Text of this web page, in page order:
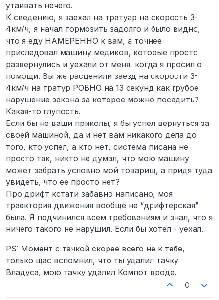
утаивать нечего.
К сведению, я заехал на тратуар на скорость 3-
4км/ч, я начал тормозить задолго и было видно,
что я еду НАМЕРЕННО к вам, а точнее
приследовал машину медиков, которые просто
развернулись и уехали от меня, когда я просил о
помощи. Вы же расценили заезд на скорости 3-
4км/ч на тратур РОВНО на 13 секунд как грубое
нарушение закона за которое можно посадить?
Какая-то глупость.
Если бы не ваши приколы, я бы успел вернуться за
своей машиной, да и нет вам никакого дела до
того, кто успел, а кто нет, система писана не
просто так, никто не думал, что мою машину
может забрать условно мой товарищ, а придя туда
увидеть, что ее просто нет?
Про дрифт кстати забавно написано, моя
траектория движения вообще не “дрифтерская”
была. Я подчинился всем требованиям и знал, что я
ничего такого не нарушил. Если бы хотел - уехал.
PS: Момент с тачкой скорее всего не к тебе,
только щас вспомнил, что ты удалил тачку
Владуса, мою тачку удалил Компот вроде.
0